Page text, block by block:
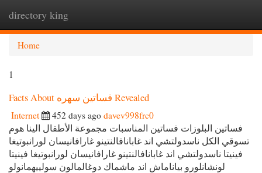
directory king
Home
1
Facts About فساتين سهره Revealed
Internet 452 days ago davev998frc0
فساتين البلوزات فساتين المناسبات مجموعة الأطفال الينا هوم
تسوقي الكل ناسدولتشي اند غابانافالنتينو غارافانيسان لورانبوتيغا
فينيتا ناسدولتشي اند غابانافالنتينو غارافانيسان لورانبوتيغا فينيتا
لونشانلورو بياناماش اند ماشماك دوغالمالون سولييهمانولو